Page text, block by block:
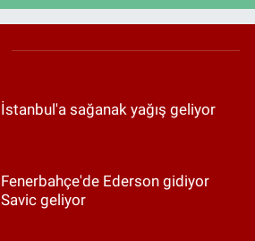
İstanbul'a sağanak yağış geliyor
Fenerbahçe'de Ederson gidiyor
Savic geliyor